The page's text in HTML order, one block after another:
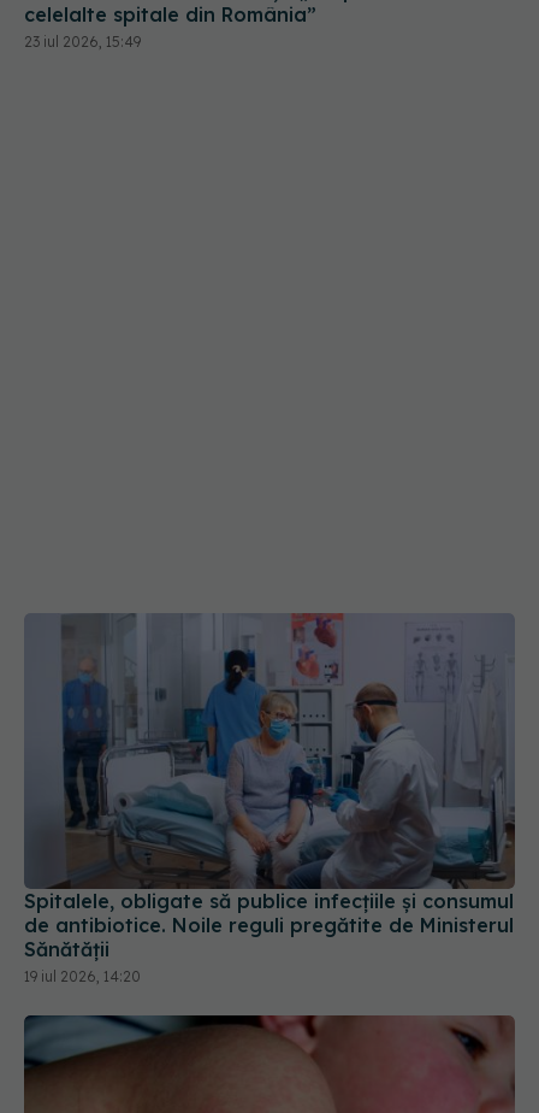
celelalte spitale din România”
23 iul 2026, 15:49
Spitalele, obligate să publice infecțiile și consumul
de antibiotice. Noile reguli pregătite de Ministerul
Sănătății
19 iul 2026, 14:20